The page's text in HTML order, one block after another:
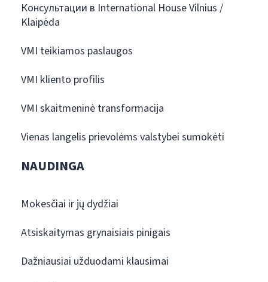
Консультации в International House Vilnius /
Klaipėda
VMI teikiamos paslaugos
VMI kliento profilis
VMI skaitmeninė transformacija
Vienas langelis prievolėms valstybei sumokėti
NAUDINGA
Mokesčiai ir jų dydžiai
Atsiskaitymas grynaisiais pinigais
Dažniausiai užduodami klausimai